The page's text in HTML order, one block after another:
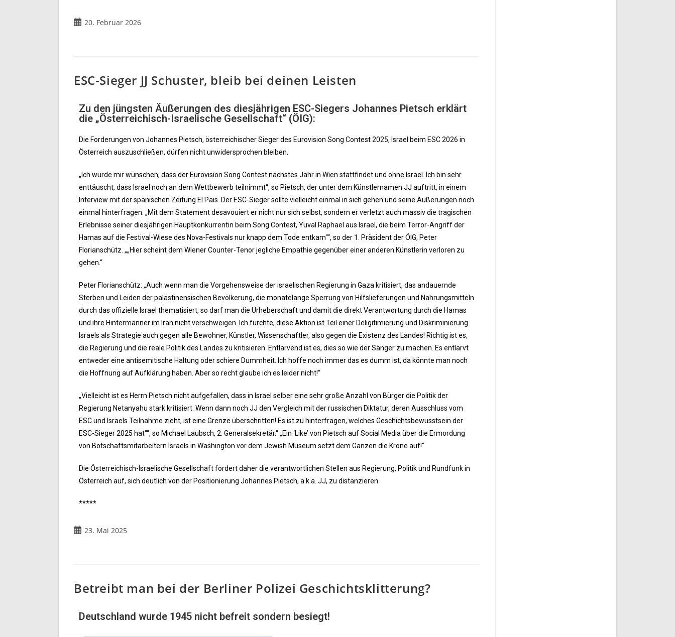
20. Februar 2026
ESC-Sieger JJ Schuster, bleib bei deinen Leisten
Zu den jüngsten Äußerungen des diesjährigen ESC-Siegers Johannes Pietsch erklärt
die „Österreichisch-Israelische Gesellschaft“ (ÖIG):
Die Forderungen von Johannes Pietsch, österreichischer Sieger des Eurovision Song Contest 2025, Israel beim ESC 2026 in
Österreich auszuschließen, dürfen nicht unwidersprochen bleiben.
„Ich würde mir wünschen, dass der Eurovision Song Contest nächstes Jahr in Wien stattfindet und ohne Israel. Ich bin sehr
enttäuscht, dass Israel noch an dem Wettbewerb teilnimmt“, so Pietsch, der unter dem Künstlernamen JJ auftritt, in einem
Interview mit der spanischen Zeitung El Pais. Der ESC-Sieger sollte vielleicht einmal in sich gehen und seine Äußerungen noch
einmal hinterfragen. „Mit dem Statement desavouiert er nicht nur sich selbst, sondern er verletzt auch massiv die tragischen
Erlebnisse seiner diesjährigen Hauptkonkurrentin beim Song Contest, Yuval Raphael aus Israel, die beim Terror-Angriff der
Hamas auf die Festival-Wiese des Nova-Festivals nur knapp dem Tode entkam““, so der 1. Präsident der ÖIG, Peter
Florianschütz. „„Hier scheint dem Wiener Counter-Tenor jegliche Empathie gegenüber einer anderen Künstlerin verloren zu
gehen.“
Peter Florianschütz: „Auch wenn man die Vorgehensweise der israelischen Regierung in Gaza kritisiert, das andauernde
Sterben und Leiden der palästinensischen Bevölkerung, die monatelange Sperrung von Hilfslieferungen und Nahrungsmitteln
durch das offizielle Israel thematisiert, so darf man die Urheberschaft und damit die direkt Verantwortung durch die Hamas
und ihre Hintermänner im Iran nicht verschweigen. Ich fürchte, diese Aktion ist Teil einer Deligitimierung und Diskriminierung
Israels als Strategie auch gegen alle Bewohner, Künstler, Wissenschaftler, also gegen die Existenz des Landes! Richtig ist es,
die Regierung und die reale Politik des Landes zu kritisieren. Entlarvend ist es, dies so wie der Sänger zu machen. Es entlarvt
entweder eine antisemitische Haltung oder schiere Dummheit. Ich hoffe noch immer das es dumm ist, da könnte man noch
die Hoffnung auf Aufklärung haben. Aber so recht glaube ich es leider nicht!“
„Vielleicht ist es Herrn Pietsch nicht aufgefallen, dass in Israel selber eine sehr große Anzahl von Bürger die Politik der
Regierung Netanyahu stark kritisiert. Wenn dann noch JJ den Vergleich mit der russischen Diktatur, deren Ausschluss vom
ESC und Israels Teilnahme zieht, ist eine Grenze überschritten! Es ist zu hinterfragen, welches Geschichtsbewusstsein der
ESC-Sieger 2025 hat““, so Michael Laubsch, 2. Generalsekretär.“ „Ein ‘Like’ von Pietsch auf Social Media über die Ermordung
von Botschaftsmitarbeitern Israels in Washington vor dem Jewish Museum setzt dem Ganzen die Krone auf!“
Die Österreichisch-Israelische Gesellschaft fordert daher die verantwortlichen Stellen aus Regierung, Politik und Rundfunk in
Österreich auf, sich deutlich von der Positionierung Johannes Pietsch, a.k.a. JJ, zu distanzieren.
*****
23. Mai 2025
Betreibt man bei der Berliner Polizei Geschichtsklitterung?
Deutschland wurde 1945 nicht befreit sondern besiegt!